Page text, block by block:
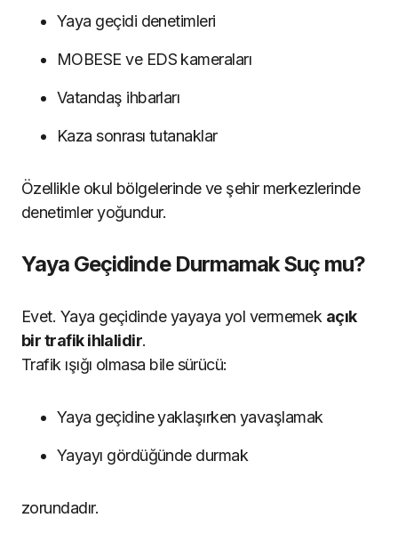
Yaya geçidi denetimleri
MOBESE ve EDS kameraları
Vatandaş ihbarları
Kaza sonrası tutanaklar
Özellikle okul bölgelerinde ve şehir merkezlerinde
denetimler yoğundur.
Yaya Geçidinde Durmamak Suç mu?
Evet. Yaya geçidinde yayaya yol vermemek açık
bir trafik ihlalidir.
Trafik ışığı olmasa bile sürücü:
Yaya geçidine yaklaşırken yavaşlamak
Yayayı gördüğünde durmak
zorundadır.